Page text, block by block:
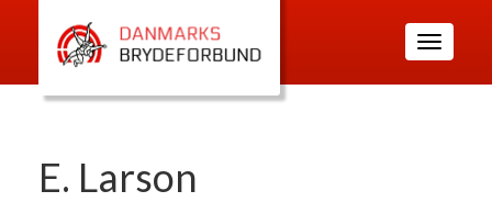
Toggle
navigation
E. Larson